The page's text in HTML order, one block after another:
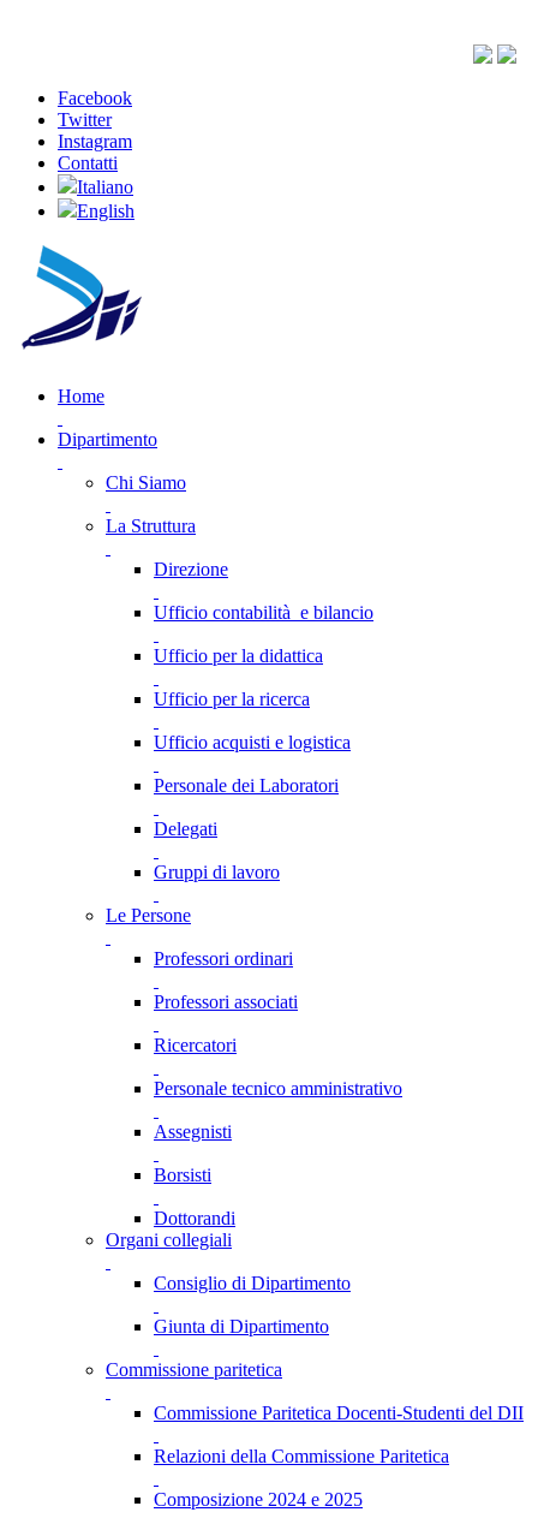
Facebook
Twitter
Instagram
Contatti
Italiano
English
Home
Dipartimento
Chi Siamo
La Struttura
Direzione
Ufficio contabilità e bilancio
Ufficio per la didattica
Ufficio per la ricerca
Ufficio acquisti e logistica
Personale dei Laboratori
Delegati
Gruppi di lavoro
Le Persone
Professori ordinari
Professori associati
Ricercatori
Personale tecnico amministrativo
Assegnisti
Borsisti
Dottorandi
Organi collegiali
Consiglio di Dipartimento
Giunta di Dipartimento
Commissione paritetica
Commissione Paritetica Docenti-Studenti del DII
Relazioni della Commissione Paritetica
Composizione 2024 e 2025